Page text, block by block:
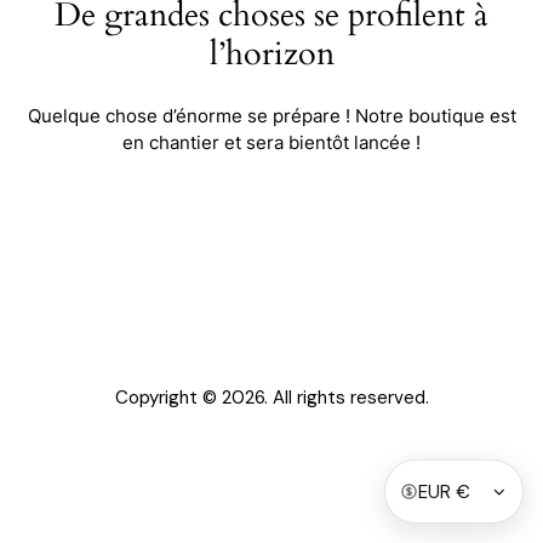
De grandes choses se profilent à
l’horizon
Quelque chose d’énorme se prépare ! Notre boutique est
en chantier et sera bientôt lancée !
Copyright © 2026. All rights reserved.